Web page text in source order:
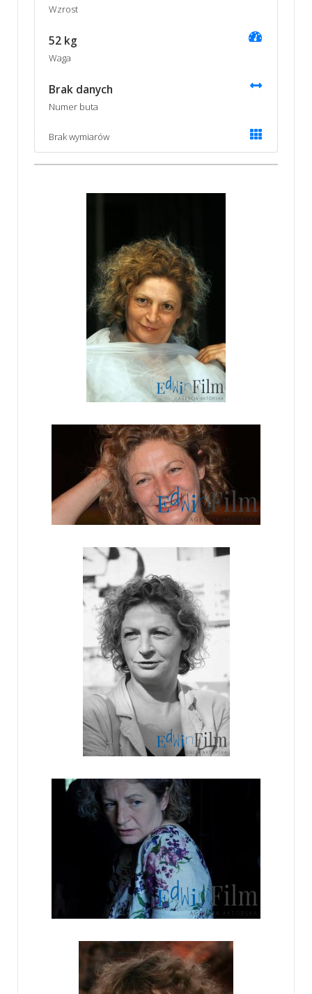
Wzrost
52 kg
Waga
Brak danych
Numer buta
Brak wymiarów